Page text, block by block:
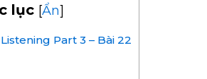
lục [Ẩn]
Part 3 – Bài 22